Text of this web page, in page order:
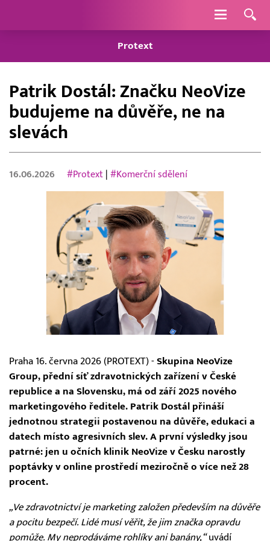
Navigace
Protext
Patrik Dostál: Značku NeoVize
budujeme na důvěře, ne na
slevách
16.06.2026 #Protext |#Komerční sdělení
Praha 16. června 2026 (PROTEXT) - Skupina NeoVize
Group, přední síť zdravotnických zařízení v České
republice a na Slovensku, má od září 2025 nového
marketingového ředitele. Patrik Dostál přináší
jednotnou strategii postavenou na důvěře, edukaci a
datech místo agresivních slev. A první výsledky jsou
patrné: jen u očních klinik NeoVize v Česku narostly
poptávky v online prostředí meziročně o více než 28
procent.
„Ve zdravotnictví je marketing založen především na důvěře
a pocitu bezpečí. Lidé musí věřit, že jim značka opravdu
pomůže. My neprodáváme rohlíky ani banány,“uvádí